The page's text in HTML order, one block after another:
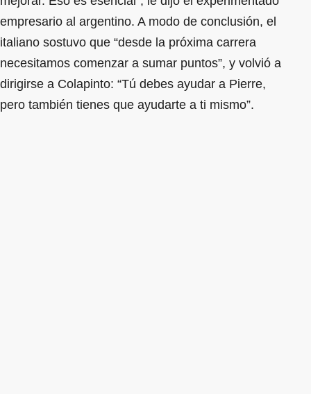
empresario al argentino. A modo de conclusión, el
italiano sostuvo que “desde la próxima carrera
necesitamos comenzar a sumar puntos”, y volvió a
dirigirse a Colapinto: “Tú debes ayudar a Pierre,
pero también tienes que ayudarte a ti mismo”.